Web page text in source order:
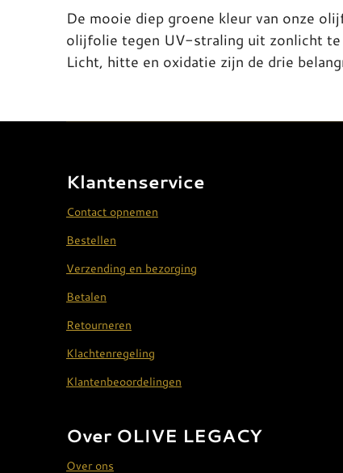
De mooie diep groene kleur van onze
olijfolie tegen UV-straling uit zonlicht te
Licht, hitte en oxidatie zijn de drie
Klantenservice
Contact opnemen
Bestellen
Verzending en bezorging
Betalen
Retourneren
Klachtenregeling
Klantenbeoordelingen
Over OLIVE LEGACY
Over ons